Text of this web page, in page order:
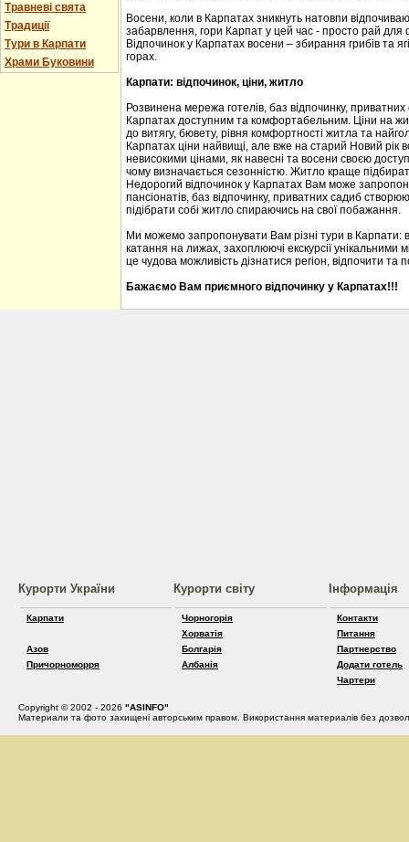
Травневі свята
Традиції
Тури в Карпати
Храми Буковини
Восени, коли в Карпатах зникнуть натовпи
забарвлення, гори Карпат у цей час - просто рай
Відпочинок у Карпатах восени – збирання грибів та
горах.
Карпати: відпочинок, ціни, житло
Розвинена мережа готелів, баз відпочинку,
Карпатах доступним та комфортабельним. Ціни на
до витягу, бювету, рівня комфортності житла та
Карпатах ціни найвищі, але вже на старий Новий рік
невисокими цінами, як навесні та восени своєю
чому визначається сезонністю. Житло краще
Недорогий відпочинок у Карпатах Вам може
пансіонатів, баз відпочинку, приватних садиб
підібрати собі житло спираючись на свої побажання.
Ми можемо запропонувати Вам різні тури в Карпати:
катання на лижах, захоплюючі екскурсії
це чудова можливість дізнатися регіон, відпочити та
Бажаємо Вам приємного відпочинку у Карпатах!!!
Курорти України
Карпати
Азов
Причорноморря
Курорти світу
Чорногорія
Хорватія
Болгарія
Албанія
Інформація
Контакти
Питання
Партнерство
Додати готель
Чартери
Copyright © 2002 - 2026 "ASINFO"
Материали та фото захищені авторським правом. Використання материалів без